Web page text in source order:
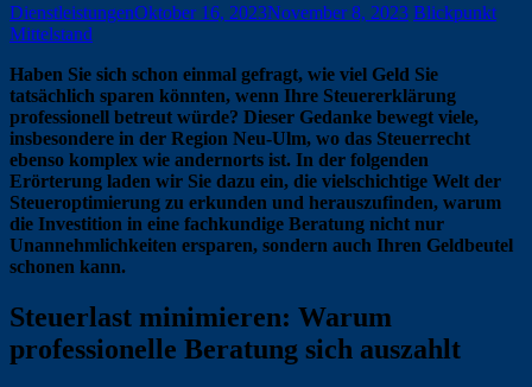
DienstleistungenOktober 16, 2023November 8, 2023 Blickpunkt
Mittelstand
Haben Sie sich schon einmal gefragt, wie viel Geld Sie
tatsächlich sparen könnten, wenn Ihre Steuererklärung
professionell betreut würde? Dieser Gedanke bewegt viele,
insbesondere in der Region Neu-Ulm, wo das Steuerrecht
ebenso komplex wie andernorts ist. In der folgenden
Erörterung laden wir Sie dazu ein, die vielschichtige Welt der
Steueroptimierung zu erkunden und herauszufinden, warum
die Investition in eine fachkundige Beratung nicht nur
Unannehmlichkeiten ersparen, sondern auch Ihren Geldbeutel
schonen kann.
Steuerlast minimieren: Warum
professionelle Beratung sich auszahlt